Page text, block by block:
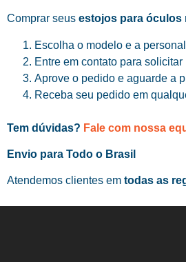
Comprar seus estojos para óculos
Escolha o modelo e a
Entre em contato para
Aprove o pedido e aguarde a
Receba seu pedido em
Tem dúvidas? Fale com nossa
Envio para Todo o Brasil
Atendemos clientes em todas as